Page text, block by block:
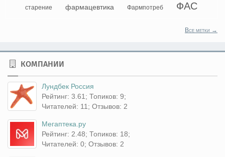
старение фармацевтика Фармпотреб ФАС
Все метки →
КОМПАНИИ
Лундбек Россия
Рейтинг: 3.61; Топиков: 9;
Читателей: 11; Отзывов: 2
Мегаптека.ру
Рейтинг: 2.48; Топиков: 18;
Читателей: 0; Отзывов: 2